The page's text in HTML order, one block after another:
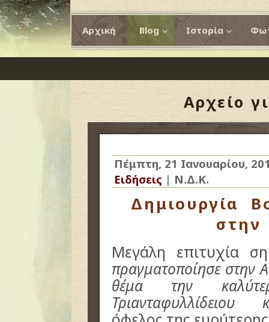
Αρχική Blog Ιστορία
Αρχείο
Πέμπτη, 21 Ιανουαρίου,
Ειδήσεις | Ν.Δ.Κ.
Δημιουργία
στην
Μεγάλη επιτυχία
πραγματοποίησε στην
θέμα την